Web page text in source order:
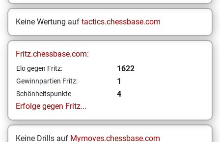
Keine Wertung auf tactics.chessbase.com
Fritz.chessbase.com:
Elo gegen Fritz: 1622
Gewinnpartien Fritz: 1
Schönheitspunkte
4
Erfolge gegen Fritz...
Keine Drills auf Mymoves.chessbase.com